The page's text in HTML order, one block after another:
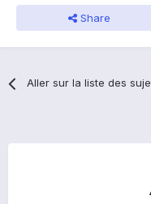
Share
Aller sur la liste des